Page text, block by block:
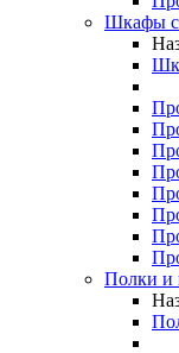
Шкафы
Полки и